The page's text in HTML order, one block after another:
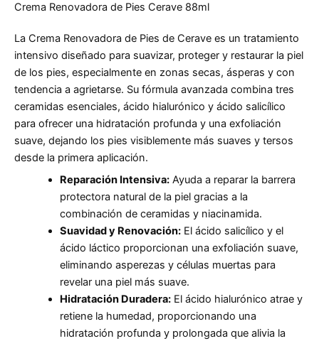
Crema Renovadora de Pies Cerave 88ml
La Crema Renovadora de Pies de Cerave es un tratamiento
intensivo diseñado para suavizar, proteger y restaurar la piel
de los pies, especialmente en zonas secas, ásperas y con
tendencia a agrietarse. Su fórmula avanzada combina tres
ceramidas esenciales, ácido hialurónico y ácido salicílico
para ofrecer una hidratación profunda y una exfoliación
suave, dejando los pies visiblemente más suaves y tersos
desde la primera aplicación.
Reparación Intensiva:Ayuda a reparar la barrera
protectora natural de la piel gracias a la
combinación de ceramidas y niacinamida.
Suavidad y Renovación:El ácido salicílico y el
ácido láctico proporcionan una exfoliación suave,
eliminando asperezas y células muertas para
revelar una piel más suave.
Hidratación Duradera:El ácido hialurónico atrae y
retiene la humedad, proporcionando una
hidratación profunda y prolongada que alivia la